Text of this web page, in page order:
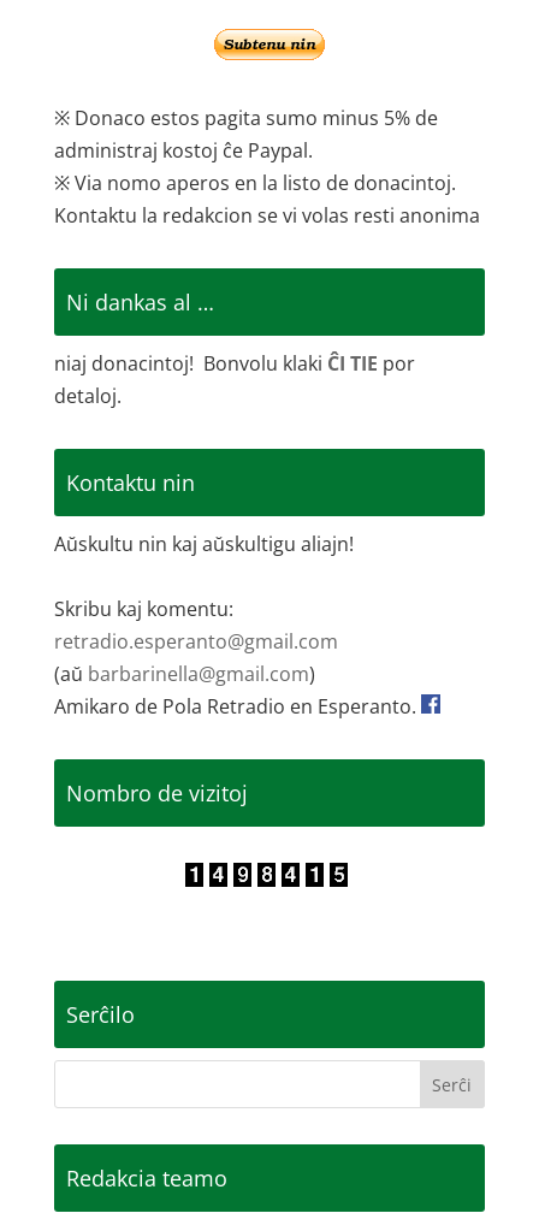
※ Donaco estos pagita sumo minus 5% de
administraj kostoj ĉe Paypal.
※ Via nomo aperos en la listo de donacintoj.
Kontaktu la redakcion se vi volas resti anonima
Ni dankas al …
niaj donacintoj! Bonvolu klaki ĈI TIE por
detaloj.
Kontaktu nin
Aŭskultu nin kaj aŭskultigu aliajn!
Skribu kaj komentu:
retradio.esperanto@gmail.com
(aŭ barbarinella@gmail.com)
Amikaro de Pola Retradio en Esperanto.
Nombro de vizitoj
Serĉilo
Redakcia teamo